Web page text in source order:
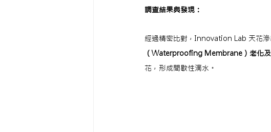
調查結果與發現：
經過精密比對，Innovation Lab 天花
（Waterproofing Membrane）老化
花，形成間歇性滴水。